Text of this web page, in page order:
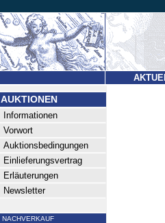
AUKTIONEN
Informationen
Vorwort
Auktionsbedingungen
Einlieferungsvertrag
Erläuterungen
Newsletter
NACHVERKAUF